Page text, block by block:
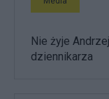
Nie żyje
dziennikarza